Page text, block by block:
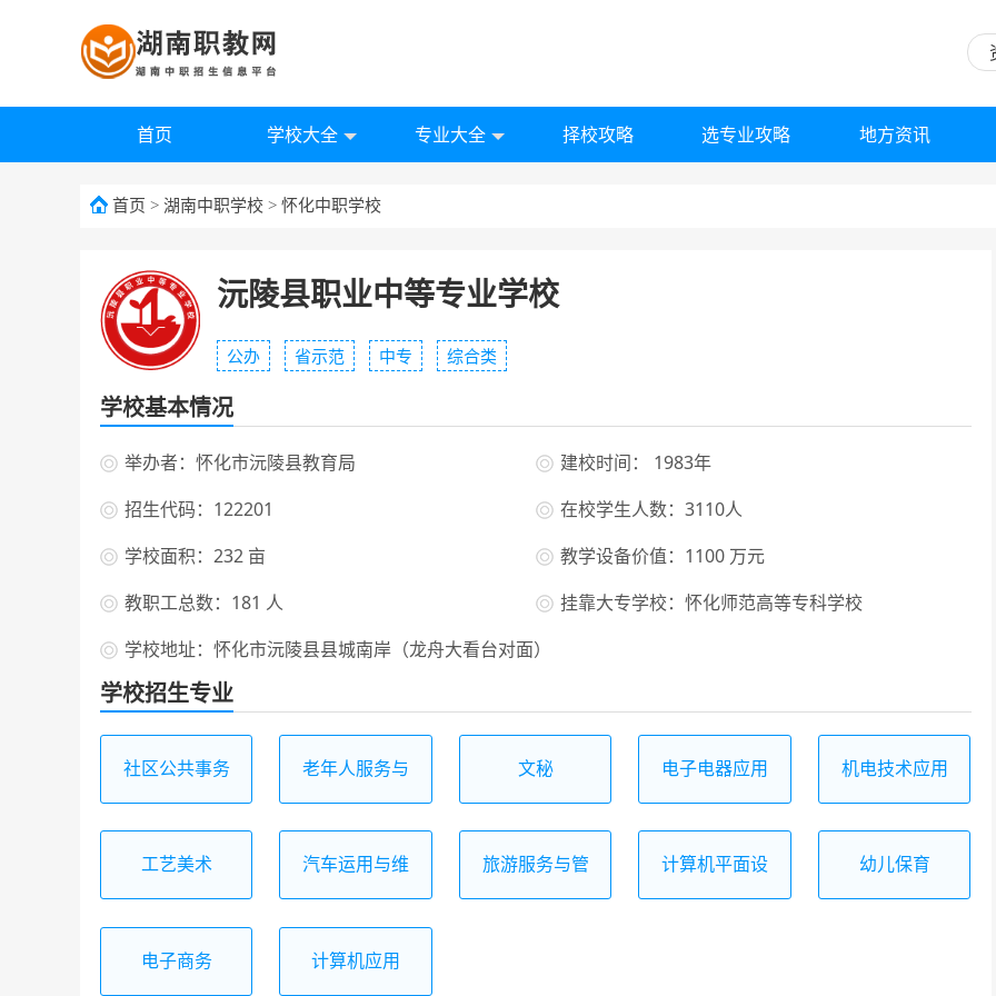
首页 学校大全 专业大全 择校攻略 选专业攻略 地方资讯
首页 > 湖南中职学校 > 怀化中职学校
沅陵县职业中等专业学校
公办 省示范 中专 综合类
学校基本情况
举办者：怀化市沅陵县教育局
建校时间： 1983年
招生代码：122201
在校学生人数：3110人
学校面积：232 亩
教学设备价值：1100 万元
教职工总数：181 人
挂靠大专学校：怀化师范高等专科学校
学校地址：怀化市沅陵县县城南岸（龙舟大看台对面）
学校招生专业
社区公共事务
老年人服务与
文秘
电子电器应用
机电技术应用
工艺美术
汽车运用与维
旅游服务与管
计算机平面设
幼儿保育
电子商务 计算机应用